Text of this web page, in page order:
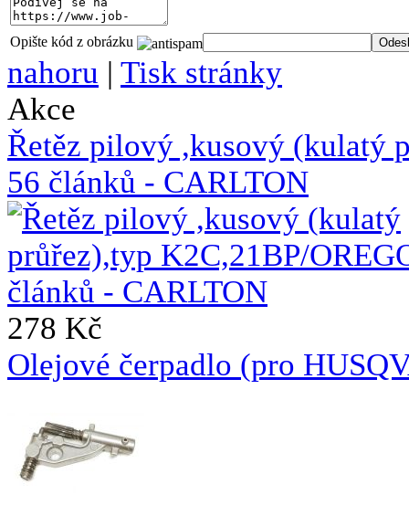
Opište kód z obrázku
nahoru | Tisk stránky
Akce
Řetěz pilový ,kusový (kulatý
56 článků - CARLTON
278 Kč
Olejové čerpadlo (pro